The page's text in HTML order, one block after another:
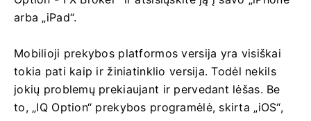
arba „iPad“.
Mobilioji prekybos platformos versija yra visiškai
tokia pati kaip ir žiniatinklio versija. Todėl nekils
jokių problemų prekiaujant ir pervedant lėšas. Be
to, „IQ Option“ prekybos programėlė, skirta „iOS“,